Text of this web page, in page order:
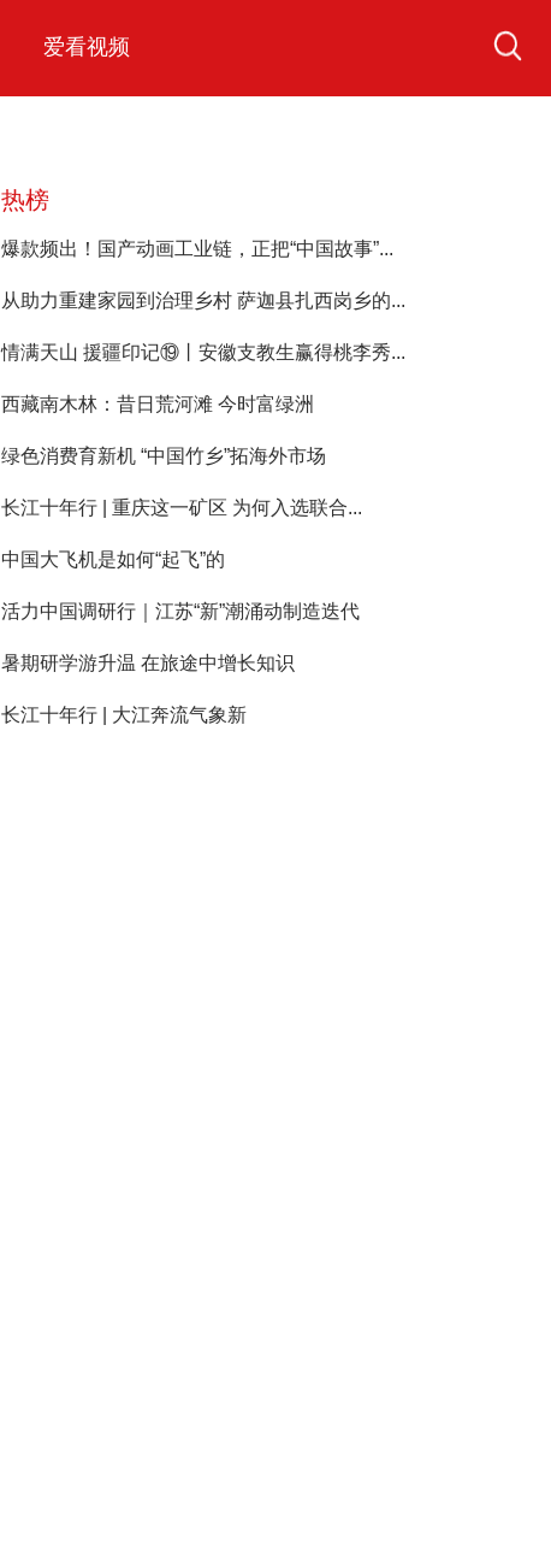
爱看视频
热榜
爆款频出！国产动画工业链，正把“中国故事”...
从助力重建家园到治理乡村 萨迦县扎西岗乡的...
情满天山 援疆印记⑲丨安徽支教生赢得桃李秀...
西藏南木林：昔日荒河滩 今时富绿洲
绿色消费育新机 “中国竹乡”拓海外市场
长江十年行 | 重庆这一矿区 为何入选联合...
中国大飞机是如何“起飞”的
活力中国调研行｜江苏“新”潮涌动制造迭代
暑期研学游升温 在旅途中增长知识
长江十年行 | 大江奔流气象新